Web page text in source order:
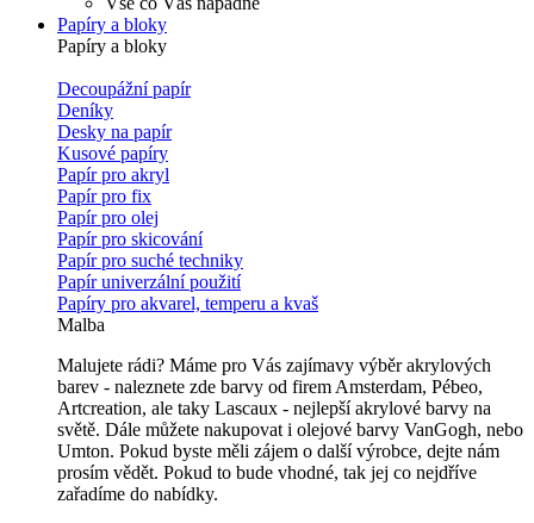
Papíry a bloky
Papíry a bloky
Decoupážní papír
Deníky
Desky na papír
Kusové papíry
Papír pro akryl
Papír pro fix
Papír pro olej
Papír pro skicování
Papír pro suché techniky
Papír univerzální použití
Papíry pro akvarel, temperu a kvaš
Malba
Malujete rádi? Máme pro Vás zajímavy výběr akrylových
barev - naleznete zde barvy od firem Amsterdam, Pébeo,
Artcreation, ale taky Lascaux - nejlepší akrylové barvy na
světě. Dále můžete nakupovat i olejové barvy VanGogh, nebo
Umton. Pokud byste měli zájem o další výrobce, dejte nám
prosím vědět. Pokud to bude vhodné, tak jej co nejdříve
zařadíme do nabídky.